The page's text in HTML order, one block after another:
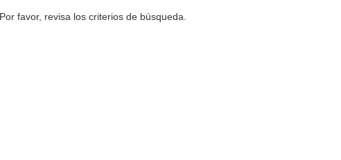
Por favor, revisa los criterios de búsqueda.